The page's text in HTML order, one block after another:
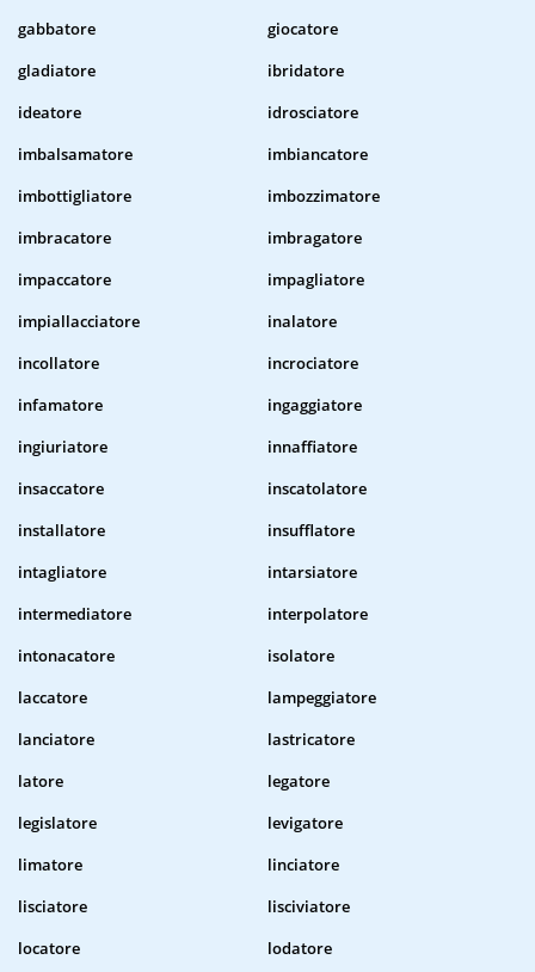
gabbatore
giocatore
gladiatore
ibridatore
ideatore
idrosciatore
imbalsamatore
imbiancatore
imbottigliatore
imbozzimatore
imbracatore
imbragatore
impaccatore
impagliatore
impiallacciatore
inalatore
incollatore
incrociatore
infamatore
ingaggiatore
ingiuriatore
innaffiatore
insaccatore
inscatolatore
installatore
insufflatore
intagliatore
intarsiatore
intermediatore
interpolatore
intonacatore
isolatore
laccatore
lampeggiatore
lanciatore
lastricatore
latore
legatore
legislatore
levigatore
limatore
linciatore
lisciatore
lisciviatore
locatore
lodatore